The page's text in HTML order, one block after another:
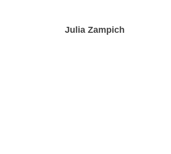
Julia Zampich